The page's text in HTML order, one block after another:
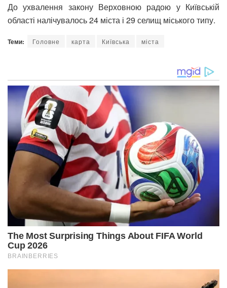
До ухвалення закону Верховною радою у Київській
області налічувалось 24 міста і 29 селищ міського типу.
Теми: Головне карта Київська міста